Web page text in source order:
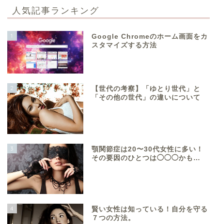
人気記事ランキング
1
Google Chromeのホーム画面をカ
スタマイズする方法
2
【世代の考察】「ゆとり世代」と
「その他の世代」の違いについて
3
顎関節症は20〜30代女性に多い！
その要因のひとつは◯◯◯かも…
4
賢い女性は知っている！自分を守る
７つの方法。